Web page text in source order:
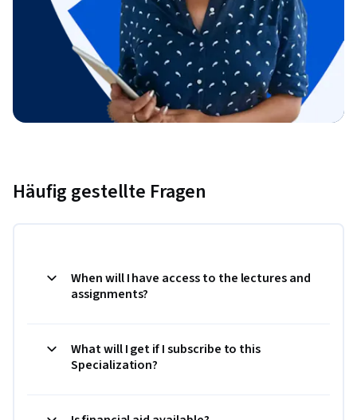
Häufig gestellte Fragen
When will I have access to the lectures and
assignments?
What will I get if I subscribe to this
Specialization?